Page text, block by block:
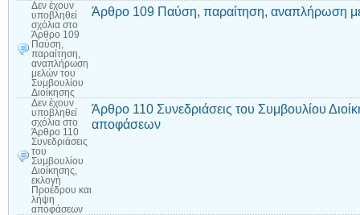
Δεν έχουν
υποβληθεί
σχόλια στο
Άρθρο 109
Παύση,
παραίτηση,
αναπλήρωση
μελών του
Συμβουλίου
Διοίκησης
Άρθρο 109 Παύση, παραίτηση, αναπλήρωση
Δεν έχουν
υποβληθεί
σχόλια στο
Άρθρο 110
Συνεδριάσεις
του
Συμβουλίου
Διοίκησης,
εκλογή
Προέδρου και
λήψη
αποφάσεων
Άρθρο 110 Συνεδριάσεις του Συμβουλίου
αποφάσεων